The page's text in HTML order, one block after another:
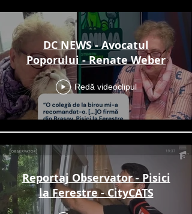
DC NEWS - Avocatul
Poporului - Renate Weber
Redă videoclipul
Reportaj Observator - Pisici
la Ferestre - CityCATS